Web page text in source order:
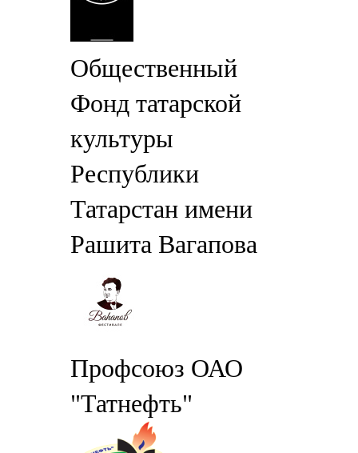
Общественный
Фонд татарской
культуры
Республики
Татарстан имени
Рашита Вагапова
Профсоюз ОАО
"Татнефть"